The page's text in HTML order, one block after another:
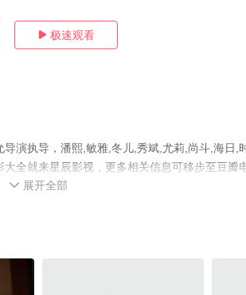
 极速观看
演执导，潘熙,敏雅,冬儿,秀斌,尤莉,尚斗,海日,
全就来星辰影视，更多相关信息可移步至豆瓣
 展开全部